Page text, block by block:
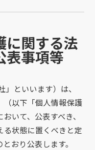
に関する法
表事項等
」といいます）は、
（以下「個人情報保護
いて、公表すべき、
る状態に置くべきと定
おり公表します。